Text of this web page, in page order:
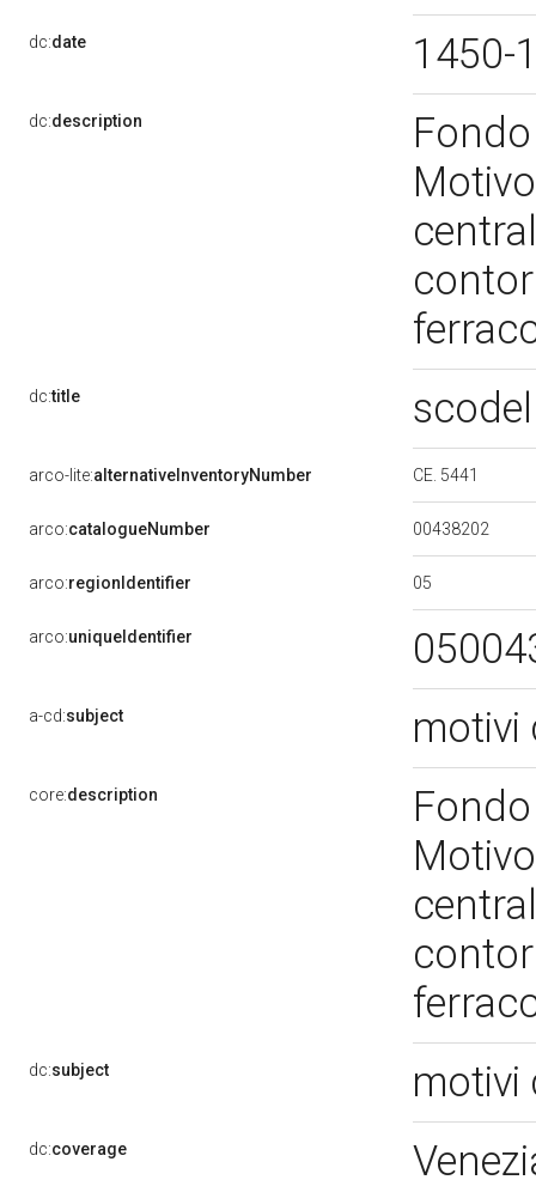
dc:date 1450-
dc:description
dc:title
arco-lite:alternativeInventoryNumber CE. 5441
arco:catalogueNumber 00438202
arco:regionIdentifier 05
arco:uniqueIdentifier
a-cd:subject motivi
core:description
dc:subject motivi
dc:coverage